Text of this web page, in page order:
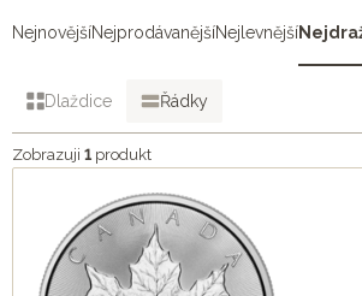
NejnovějšíNejprodávanějšíNejlevnější
Dlaždice Řádky
Zobrazuji 1 produkt